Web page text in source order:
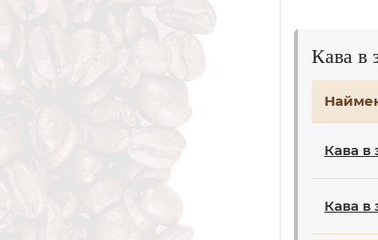
Кава в
Кава в
Кава в